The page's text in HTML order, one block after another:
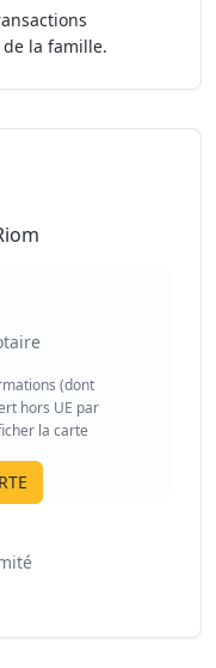
la famille.
(dont
hors UE par
la carte